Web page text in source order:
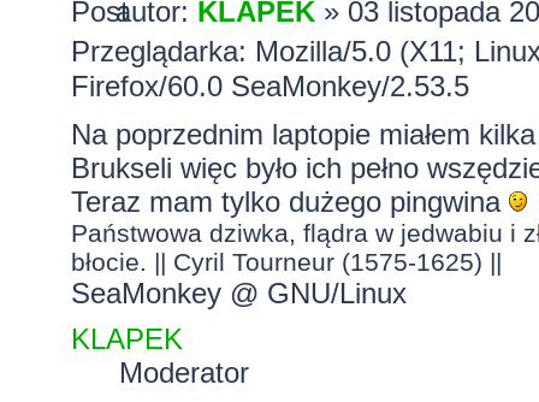
autor: KLAPEK» 03 listopada
Przeglądarka: Mozilla/5.0 (X11;
Firefox/60.0 SeaMonkey/2.53.5
Na poprzednim laptopie miałem
Brukseli więc było ich pełno
Teraz mam tylko dużego pingwina
Państwowa dziwka, flądra w jedwabiu i
błocie. || Cyril Tourneur (1575-1625) ||
SeaMonkey @ GNU/Linux
KLAPEK
Moderator